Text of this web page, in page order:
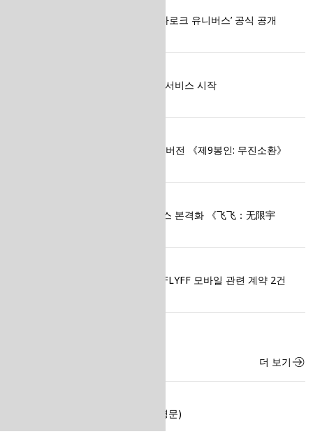
갈라랩, HTML5 MMORPG ‘라그나로크 유니버스’ 공식 공개
갈라랩, ‘Flyff Universe’ 중국 정식 서비스 시작
갈라랩, MMORPG ‘Rappelz’ 번체 버전 《제9봉인: 무진소환》
갈라랩, ‘Flyff Universe’ 중국 서비스 본격화 《飞飞：无限宇
갈라랩, BEST KIRIN GLOBAL과 FLYFF 모바일 관련 계약 2건
더 보기
1분기 재무 실적 추가 설명 자료(영문)